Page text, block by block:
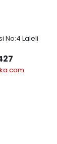
No:4 Laleli